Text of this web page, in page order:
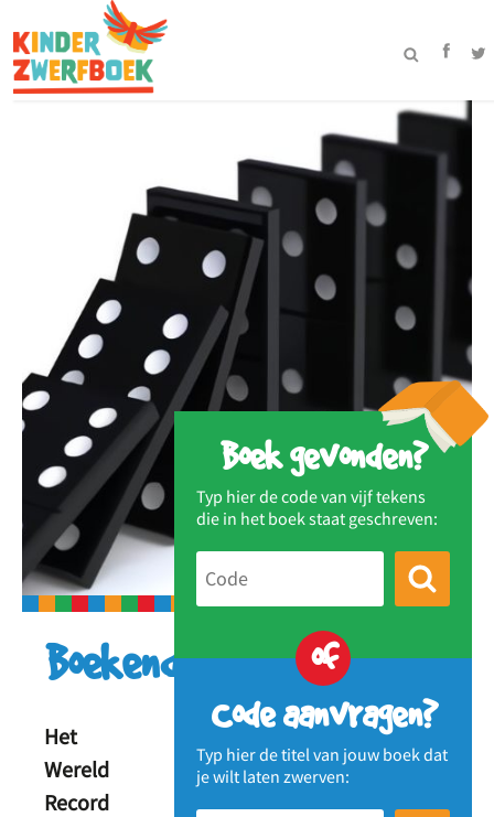
Boek gevonden?
Typ hier de code van vijf tekens
die in het boek staat geschreven:
of
Code aanvragen?
Typ hier de titel van jouw boek dat
je wilt laten zwerven:
Boekendomino
Het
Wereld
Record